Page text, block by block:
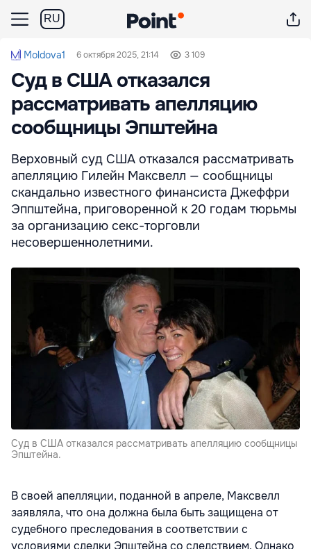
RU
Moldova1 6 октября 2025, 21:14 3 109
Суд в США отказался
рассматривать апелляцию
сообщницы Эпштейна
Верховный суд США отказался рассматривать
апелляцию Гилейн Максвелл — сообщницы
скандально известного финансиста Джеффри
Эппштейна, приговоренной к 20 годам тюрьмы
за организацию секс-торговли
несовершеннолетними.
Суд в США отказался рассматривать апелляцию сообщницы
Эпштейна.
В своей апелляции, поданной в апреле, Максвелл
заявляла, что она должна была быть защищена от
судебного преследования в соответствии с